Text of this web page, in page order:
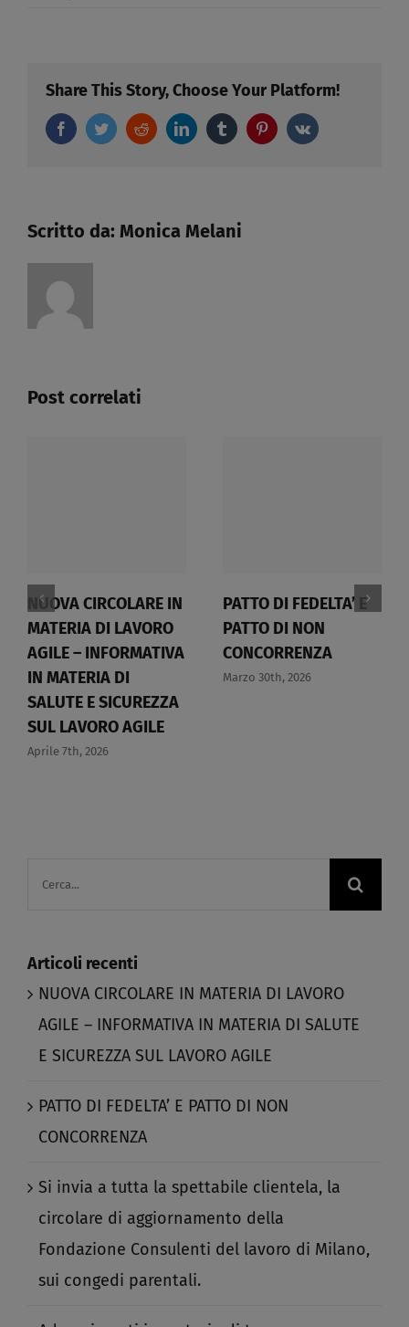
CCNL
del
Share This Story, Choose Your Platform!
FacebookTwitterRedditLinkedInTumblr Pinterest
Vk
Scritto da: Monica Melani
Post correlati
NUOVA CIRCOLARE IN
MATERIA DI LAVORO
AGILE – INFORMATIVA
IN MATERIA DI
SALUTE E SICUREZZA
SUL LAVORO AGILE​
Aprile 7th, 2026
PATTO DI FEDELTA’ E
PATTO DI NON
CONCORRENZA​
Marzo 30th, 2026
Articoli recenti
NUOVA CIRCOLARE IN MATERIA DI LAVORO
AGILE – INFORMATIVA IN MATERIA DI SALUTE
E SICUREZZA SUL LAVORO AGILE​
PATTO DI FEDELTA’ E PATTO DI NON
CONCORRENZA​
Si invia a tutta la spettabile clientela, la
circolare di aggiornamento della
Fondazione Consulenti del lavoro di Milano,
sui congedi parentali.​